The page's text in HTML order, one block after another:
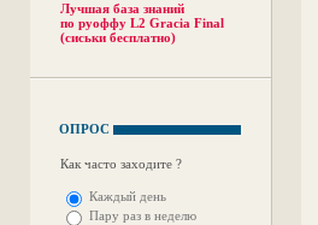
Лучшая база знаний
по руоффу L2 Gracia Final
(сиськи бесплатно)
ОПРОС
Как часто заходите ?
Каждый день
Пару раз в неделю